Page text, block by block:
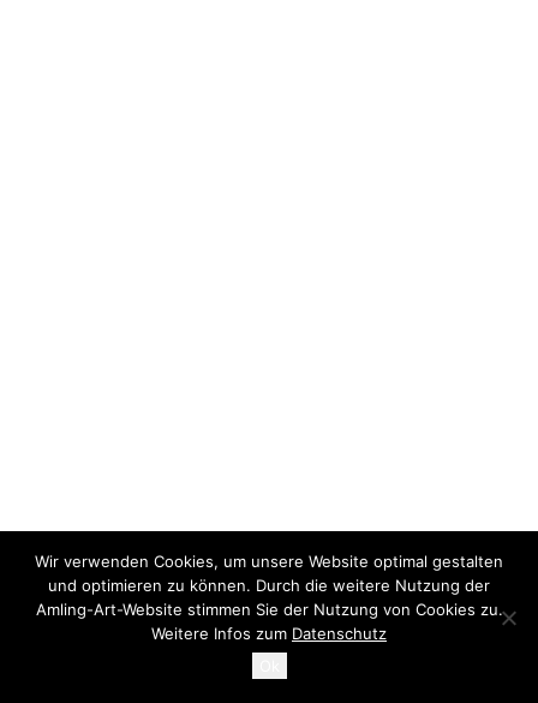
Wir verwenden Cookies, um unsere Website optimal gestalten
und optimieren zu können. Durch die weitere Nutzung der
Amling-Art-Website stimmen Sie der Nutzung von Cookies zu.
Weitere Infos zum Datenschutz